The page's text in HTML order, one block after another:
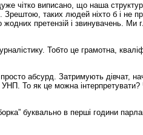
чітко виписано, що наша
таких людей ніхто б і не
претензій і звинувачень. Ми
Тобто це грамотна,
абсурд. Затримують дівчат,
УНП. То як це можна
буквально в перші години